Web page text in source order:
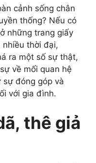
cảnh sống chân
thống? Nếu có
những trang giấy
thời đại,
ra một số sự thật,
về mối quan hệ
sự đóng góp và
với gia đình.
thê giả